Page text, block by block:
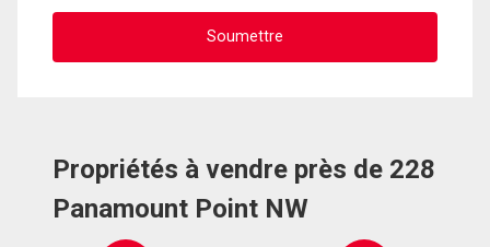
Propriétés à vendre près de 228
Panamount Point NW